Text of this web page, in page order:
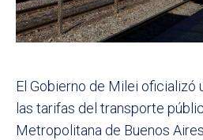
El Gobierno de Milei oficializó
las tarifas del transporte
Metropolitana de Buenos